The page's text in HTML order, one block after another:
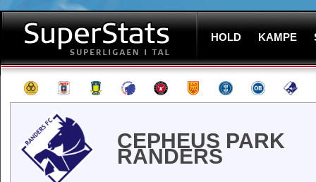
HOLD KAMPE
CEPHEUS PARK
RANDERS